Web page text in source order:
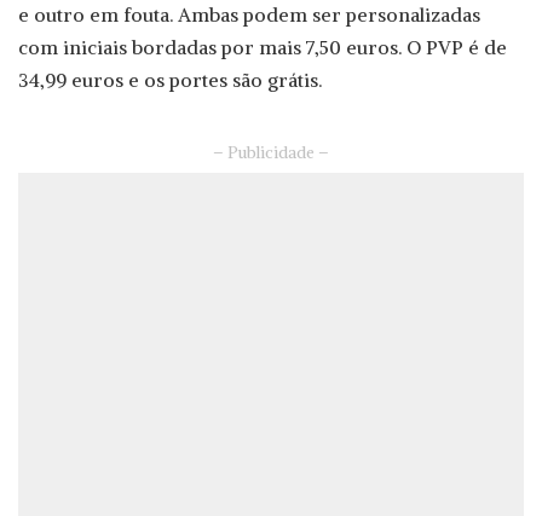
e outro em fouta. Ambas podem ser personalizadas
com iniciais bordadas por mais 7,50 euros. O PVP é de
34,99 euros e os portes são grátis.
– Publicidade –